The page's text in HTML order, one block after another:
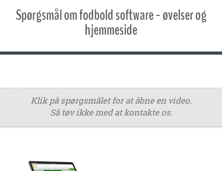
Spørgsmål om fodbold software - øvelser og
hjemmeside
Klik på spørgsmålet for at åbne en video.
Så tøv ikke med at kontakte os.